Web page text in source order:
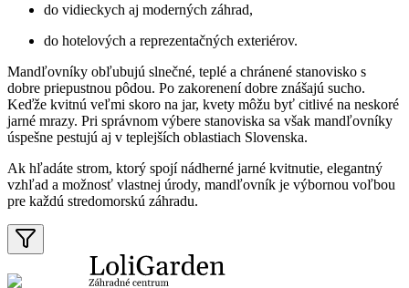
do vidieckych aj moderných záhrad,
do hotelových a reprezentačných exteriérov.
Mandľovníky obľubujú slnečné, teplé a chránené stanovisko s
dobre priepustnou pôdou. Po zakorenení dobre znášajú sucho.
Keďže kvitnú veľmi skoro na jar, kvety môžu byť citlivé na neskoré
jarné mrazy. Pri správnom výbere stanoviska sa však mandľovníky
úspešne pestujú aj v teplejších oblastiach Slovenska.
Ak hľadáte strom, ktorý spojí nádherné jarné kvitnutie, elegantný
vzhľad a možnosť vlastnej úrody, mandľovník je výbornou voľbou
pre každú stredomorskú záhradu.